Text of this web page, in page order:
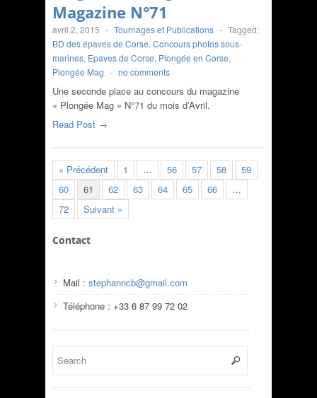
Magazine N°71
avril 2, 2015 - Tournages et Publications - Tagged:
BD des épaves de Corse, Concours photos sous-
marines, Epaves de Corse, Plongée en Corse,
Plongée Mag - no comments
Une seconde place au concours du magazine
« Plongée Mag » N°71 du mois d’Avril.
Read Post →
« Précédent 1 … 56 57 58
59
60
61 62 63 64 65 66
…
72
Suivant »
Contact
Mail : stephanncb@gmail.com
Téléphone : +33 6 87 99 72 02